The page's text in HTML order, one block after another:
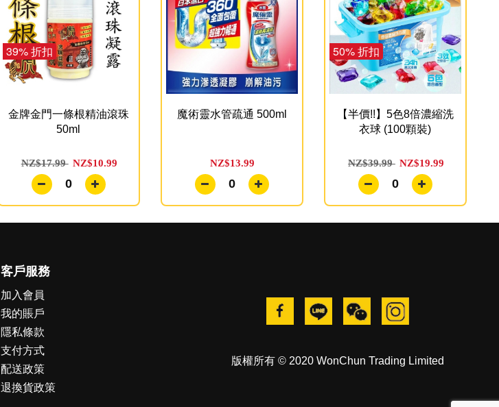
39% 折扣
金牌金門一條根精油滾珠
50ml
NZ$17.99 NZ$10.99
0
魔術靈水管疏通 500ml
NZ$13.99
0
50% 折扣
【半價!!】5色8倍濃縮洗
衣球 (100顆裝)
NZ$39.99 NZ$19.99
0
客戶服務
加入會員
我的賬戶
隱私條款
支付方式
配送政策
退換貨政策
版權所有 © 2020 WonChun Trading Limited